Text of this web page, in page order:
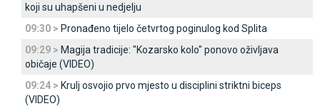
koji su uhapšeni u nedjelju
09:30 > Pronađeno tijelo četvrtog poginulog kod Splita
09:29 > Magija tradicije: "Kozarsko kolo" ponovo oživljava
običaje (VIDEO)
09:24 > Krulj osvojio prvo mjesto u disciplini striktni biceps
(VIDEO)